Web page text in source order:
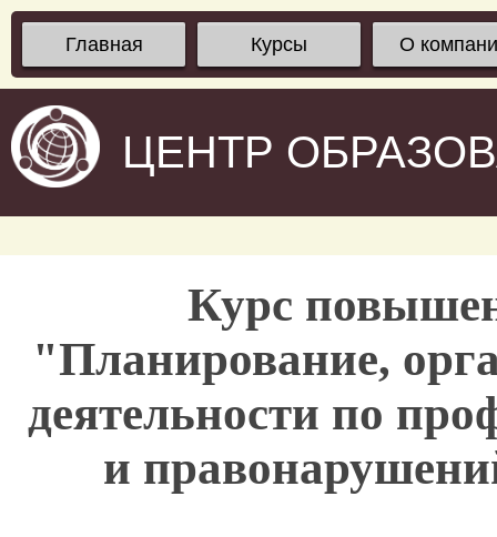
Главная Курсы О
ЦЕНТР
Курс
"Планирование,
деятельности по
и